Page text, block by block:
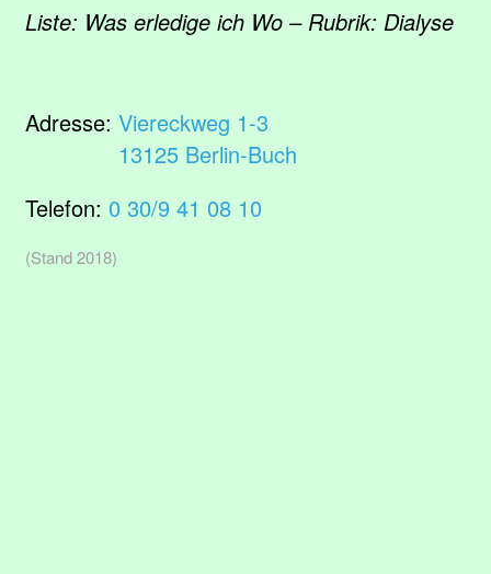
Liste: Was erledige ich Wo – Rubrik: Dialyse
Adresse: Viereckweg 1-3
13125 Berlin-Buch
Telefon: 0 30/9 41 08 10
(Stand 2018)